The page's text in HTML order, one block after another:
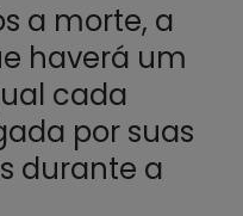
a morte, a
haverá um
cada
por suas
durante a